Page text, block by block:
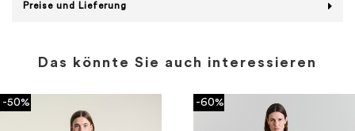
Preise und Lieferung
Das könnte Sie auch interessieren
-50% -60%